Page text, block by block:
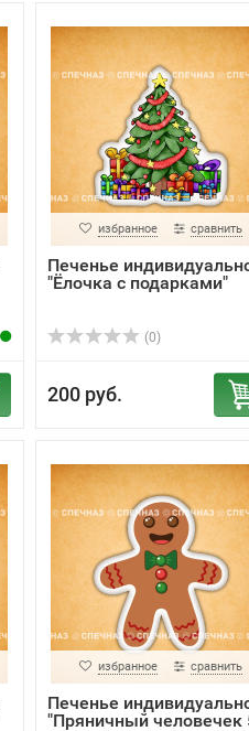
избранное сравнить
Печенье
"Ёлочка с подарками"
(0)
200 руб.
избранное сравнить
Печенье
"Пряничный человечек